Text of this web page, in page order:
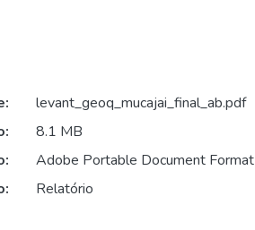
levant_geoq_mucajai_final_ab.pdf
8.1 MB
Adobe Portable Document Format
Relatório